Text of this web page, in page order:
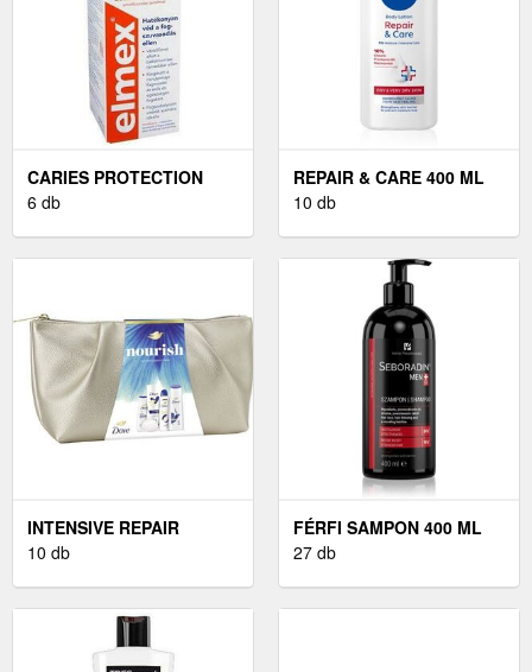
CARIES PROTECTION
SZÁJVÍZ 400 ML
6 db
REPAIR & CARE 400 ML
10 db
INTENSIVE REPAIR
SAMPON 250 ML
10 db
FÉRFI SAMPON 400 ML
27 db